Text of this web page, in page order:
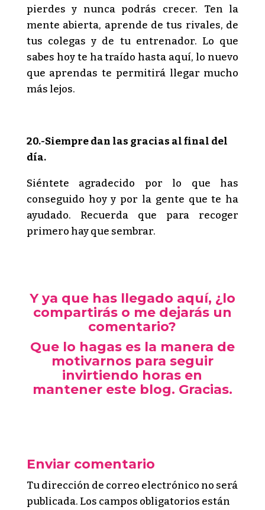
pierdes y nunca podrás crecer. Ten la
mente abierta, aprende de tus rivales, de
tus colegas y de tu entrenador. Lo que
sabes hoy te ha traído hasta aquí, lo nuevo
que aprendas te permitirá llegar mucho
más lejos.
20.-Siempre dan las gracias al final del
día.
Siéntete agradecido por lo que has
conseguido hoy y por la gente que te ha
ayudado. Recuerda que para recoger
primero hay que sembrar.
Y ya que has llegado aquí, ¿lo
compartirás o me dejarás un
comentario?
Que lo hagas es la manera de
motivarnos para seguir
invirtiendo horas en
mantener este blog. Gracias.
Enviar comentario
Tu dirección de correo electrónico no será
publicada. Los campos obligatorios están